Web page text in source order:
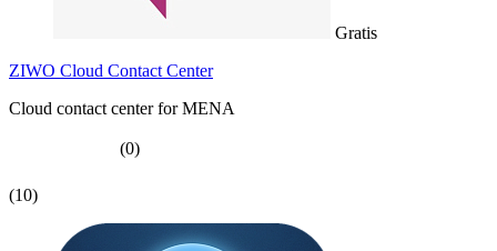
Gratis
ZIWO Cloud Contact Center
Cloud contact center for MENA
(0)
(10)